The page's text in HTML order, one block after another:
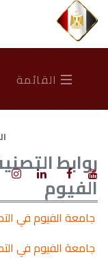
Current Visitors: 1617
القائمة
روابط
الفيوم
جامعة الفيوم في
جامعة الفيوم في